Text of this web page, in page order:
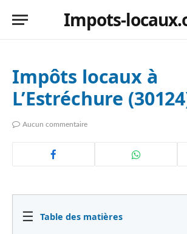
Impots-
Impôts locaux à
L’Estréchure
Aucun commentaire
☰ Table des matières